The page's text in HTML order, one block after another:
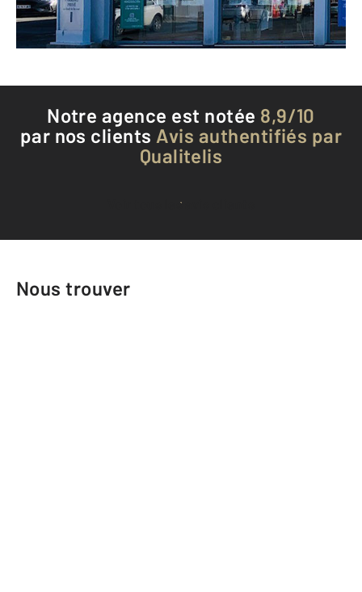
Téléphoner à l'agence
Notre agence est notée 8,9/10
par nos clients Avis authentifiés par
Qualitelis
Voir tous les avis clients
Nous trouver